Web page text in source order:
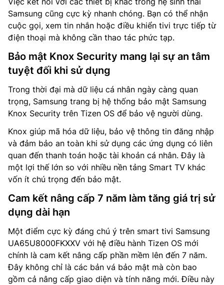
Samsung cũng cực kỳ nhanh chóng. Bạn có thể nhận
cuộc gọi, xem tin nhắn hoặc điều khiển tivi trực tiếp từ
điện thoại mà không cần thao tác phức tạp.
Bảo mật Knox Security mang lại sự an tâm
tuyệt đối khi sử dụng
Trong thời đại mà dữ liệu cá nhân ngày càng quan
trọng, Samsung trang bị hệ thống bảo mật Samsung
Knox Security trên Tizen OS để bảo vệ người dùng.
Knox giúp mã hóa dữ liệu, bảo vệ thông tin đăng nhập
và đảm bảo an toàn khi sử dụng các ứng dụng có liên
quan đến thanh toán hoặc tài khoản cá nhân. Đây là
một lợi thế lớn so với nhiều nền tảng Smart TV khác
vốn ít chú trọng đến bảo mật.
Cam kết nâng cấp 7 năm làm tăng giá trị sử
dụng dài hạn
Một điểm cực kỳ đáng chú ý trên smart tivi Samsung
UA65U8000FKXXV với hệ điều hành Tizen OS mới
chính là cam kết nâng cấp phần mềm lên đến 7 năm.
Đây không chỉ là các bản vá bảo mật mà còn bao
gồm cả nâng cấp giao diện và tính năng mới. Điều này